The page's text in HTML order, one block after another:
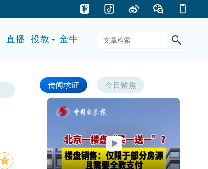
直播 投教 金牛
传闻求证 今日聚焦